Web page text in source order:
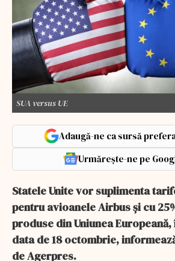
SUA versus UE
Adaugă-ne ca sursă
Urmărește-ne pe
Statele Unite vor suplimenta
pentru avioanele Airbus şi cu
produse din Uniunea
data de 18 octombrie,
de Agerpres.